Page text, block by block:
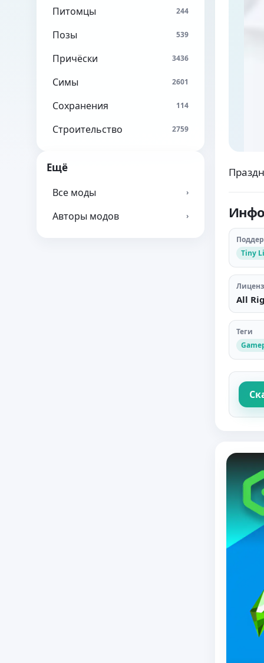
Питомцы 244
Позы 539
Причёски 3436
Симы 2601
Сохранения 114
Строительство 2759
Ещё
Все моды ›
Авторы модов ›
Tiny
All
Теги